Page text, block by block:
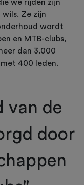
we rijden zijn
Ze zijn
wordt
en MTB-clubs,
dan 3.000
met 400 leden.
van de
door